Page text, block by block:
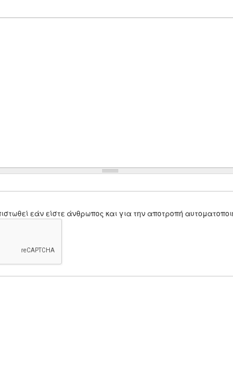
εάν είστε άνθρωπος και για την αποτροπή